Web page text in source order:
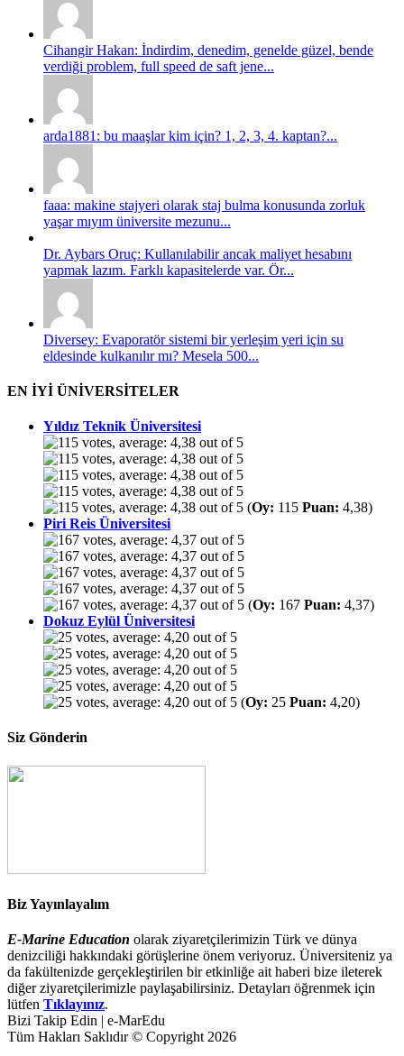
Cihangir Hakan: İndirdim, denedim, genelde güzel, bende
verdiği problem, full speed de saft jene...
arda1881: bu maaşlar kim için? 1, 2, 3, 4. kaptan?...
faaa: makine stajyeri olarak staj bulma konusunda zorluk
yaşar mıyım üniversite mezunu...
Dr. Aybars Oruç: Kullanılabilir ancak maliyet hesabını
yapmak lazım. Farklı kapasitelerde var. Ör...
Diversey: Evaporatör sistemi bir yerleşim yeri için su
eldesinde kulkanılır mı? Mesela 500...
EN İYİ ÜNİVERSİTELER
Yıldız Teknik Üniversitesi
(Oy: 115 Puan: 4,38)
Piri Reis Üniversitesi
(Oy: 167 Puan: 4,37)
Dokuz Eylül Üniversitesi
(Oy: 25 Puan: 4,20)
Siz Gönderin
Biz Yayınlayalım
E-Marine Education olarak ziyaretçilerimizin Türk ve dünya
denizciliği hakkındaki görüşlerine önem veriyoruz. Üniversiteniz ya
da fakültenizde gerçekleştirilen bir etkinliğe ait haberi bize ileterek
diğer ziyaretçilerimizle paylaşabilirsiniz. Detayları öğrenmek için
lütfen Tıklayınız.
Bizi Takip Edin | e-MarEdu
Tüm Hakları Saklıdır © Copyright 2026